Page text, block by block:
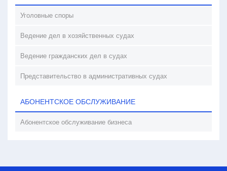
Уголовные споры
Ведение дел в хозяйственных судах
Ведение гражданских дел в судах
Представительство в административных судах
АБОНЕНТСКОЕ ОБСЛУЖИВАНИЕ
Абонентское обслуживание бизнеса